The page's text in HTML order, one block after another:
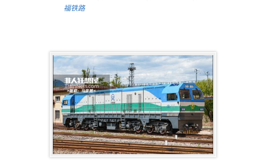
福铁路